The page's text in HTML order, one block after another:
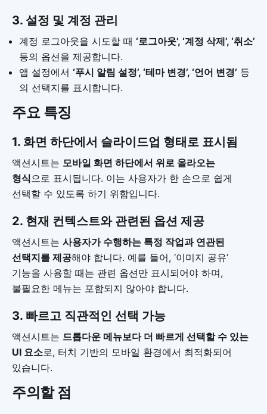
3. 설정 및 계정 관리
계정 로그아웃을 시도할 때 ‘로그아웃’, ‘계정 삭제’, ‘취소’
등의 옵션을 제공합니다.
앱 설정에서 ‘푸시 알림 설정’, ‘테마 변경’, ‘언어 변경’ 등
의 선택지를 표시합니다.
주요 특징
1. 화면 하단에서 슬라이드업 형태로 표시됨
액션시트는 모바일 화면 하단에서 위로 올라오는
형식으로 표시됩니다. 이는 사용자가 한 손으로 쉽게
선택할 수 있도록 하기 위함입니다.
2. 현재 컨텍스트와 관련된 옵션 제공
액션시트는 사용자가 수행하는 특정 작업과 연관된
선택지를 제공해야 합니다. 예를 들어, ‘이미지 공유’
기능을 사용할 때는 관련 옵션만 표시되어야 하며,
불필요한 메뉴는 포함되지 않아야 합니다.
3. 빠르고 직관적인 선택 가능
액션시트는 드롭다운 메뉴보다 더 빠르게 선택할 수 있는
UI 요소로, 터치 기반의 모바일 환경에서 최적화되어
있습니다.
주의할 점